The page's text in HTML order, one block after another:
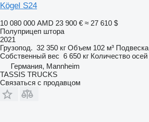
Kögel S24
10 080 000 AMD 23 900 € ≈ 27 610 $
Полуприцеп штора
2021
Грузопод. 32 350 кг Объем 102 м³ Подвеска
Собственный вес 6 650 кг Количество осей
Германия, Mannheim
TASSIS TRUCKS
Связаться с продавцом